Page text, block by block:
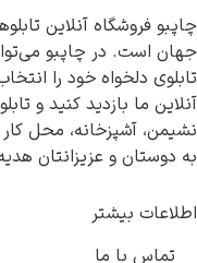
آنلاین تابلوهای هنری
چاپبو می‌توانید از
خود را انتخاب و
کنید و تابلویی
محل کار یا هر
عزیزانتان هدیه دهید.
ما